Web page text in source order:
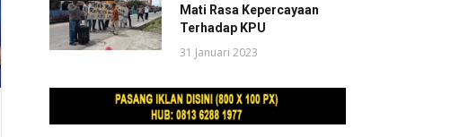
Mati Rasa Kepercayaan
Terhadap KPU
31 Januari 2023